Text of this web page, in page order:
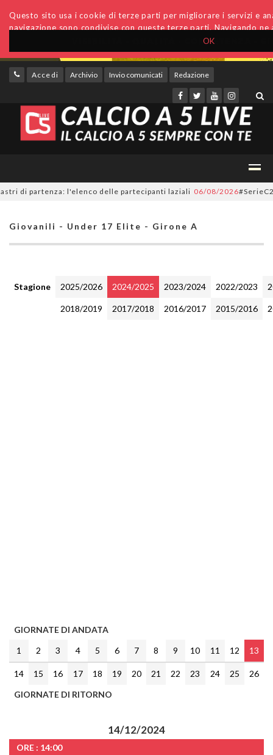
OK
Questo sito usa i cookie di terze parti per migliorare i servizi e
navigazione sono condivise con queste terze parti. Navigando
Accedi Archivio Invio comunicati Redazione
partenza: l'elenco delle partecipanti laziali 06/08/2026
Giovanili - Under 17 Elite - Girone A
Stagione 2025/2026 2024/2025 2023/2024 2022/2023
2018/2019 2017/2018 2016/2017 2015/2016
GIORNATE DI ANDATA
1
2 3 4 5 6 7 8 9 10 11 12 13
14 15 16 17 18 19 20 21 22 23 24 25
26
GIORNATE DI RITORNO
14/12/2024
ORE : 14:00